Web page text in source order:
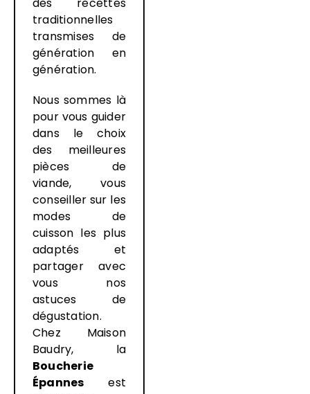
traditionnelles
transmises de
génération en
génération.
Nous sommes là
pour vous guider
dans le choix
des meilleures
pièces de
viande, vous
conseiller sur les
modes de
cuisson les plus
adaptés et
partager avec
vous nos
astuces de
dégustation.
Chez Maison
Baudry, la
Boucherie
Épannesest